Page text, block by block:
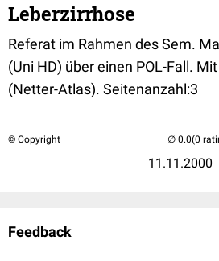
Leberzirrhose
Referat im Rahmen des Sem.
(Uni HD) über einen POL-Fall.
(Netter-Atlas). Seitenanzahl:3
© Copyright
11.11.2000
(0
Feedback